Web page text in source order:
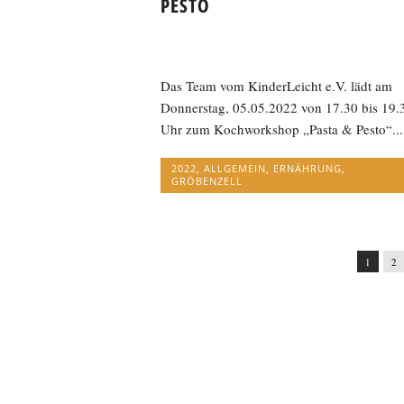
PESTO
Das Team vom KinderLeicht e.V. lädt am
Donnerstag, 05.05.2022 von 17.30 bis
Uhr zum Kochworkshop „Pasta & Pesto“...
2022, ALLGEMEIN, ERNÄHRUNG,
GRÖBENZELL
1 2